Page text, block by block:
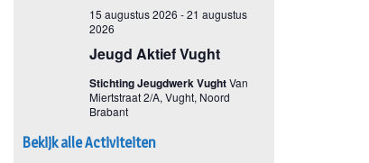
Bekijk alle Activiteiten